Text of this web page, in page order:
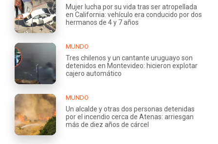
Mujer lucha por su vida tras ser atropellada
en California: vehículo era conducido por dos
hermanos de 4 y 7 años
MUNDO
Tres chilenos y un cantante uruguayo son
detenidos en Montevideo: hicieron explotar
cajero automático
MUNDO
Un alcalde y otras dos personas detenidas
por el incendio cerca de Atenas: arriesgan
más de diez años de cárcel